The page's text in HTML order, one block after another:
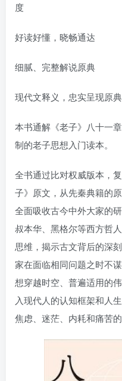
度
好读好懂，晓畅通达
细腻、完整解说原典
现代文释义，忠实呈现原
本书通解《老子》八十一
制的老子思想入门读本。
全书通过比对权威版本，
子》原文，从先秦典籍的
全面吸收古今中外大家的
叔本华、黑格尔等西方哲
思维，揭示古文背后的深
家在面临相同问题之时不
想穿越时空、普遍适用的
入现代人的认知框架和人
焦虑、迷茫、内耗和痛苦